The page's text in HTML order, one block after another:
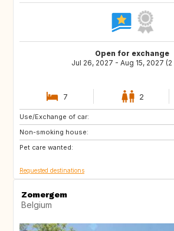
Open for exchange
Jul 26, 2027 - Aug 15, 2027
7 2
Use/Exchange of car:
Non-smoking house:
Pet care wanted:
IS
FI
NO
Requested destinations
Zomergem
Belgium